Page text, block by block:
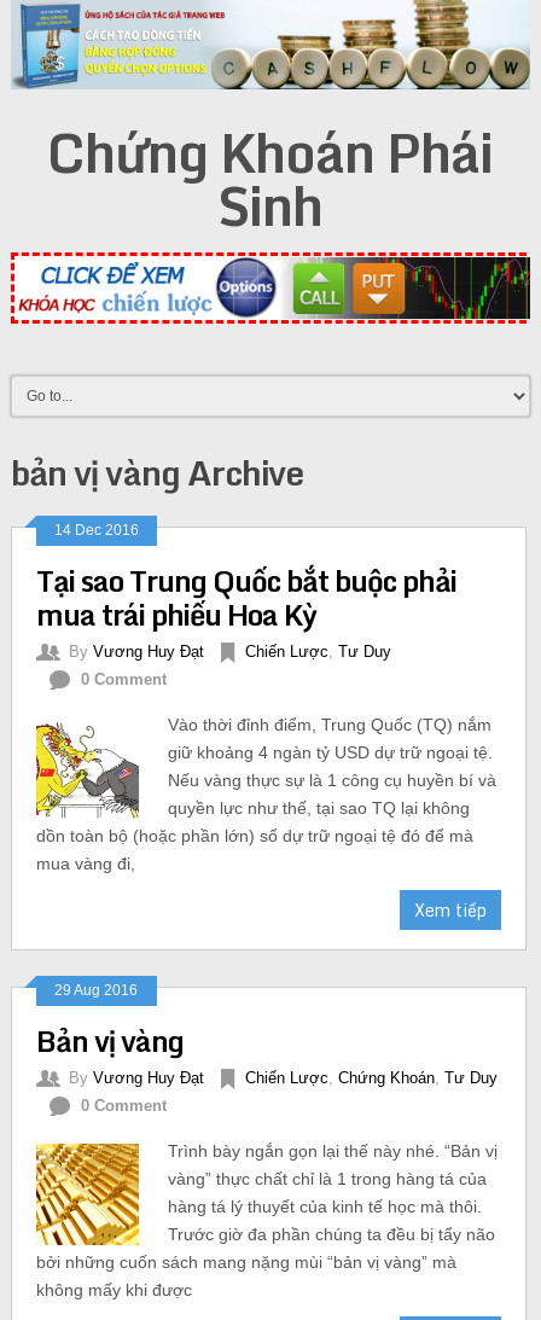
Chứng Khoán Phái
Sinh
bản vị vàng Archive
14 Dec 2016
Tại sao Trung Quốc bắt buộc phải
mua trái phiếu Hoa Kỳ
By Vương Huy Đạt Chiến Lược Tư Duy
0 Comment
Vào thời đỉnh điểm, Trung Quốc (TQ) nắm
giữ khoảng 4 ngàn tỷ USD dự trữ ngoại tệ.
Nếu vàng thực sự là 1 công cụ huyền bí và
quyền lực như thế, tại sao TQ lại không
dồn toàn bộ (hoặc phần lớn) số dự trữ ngoại tệ đó để mà
mua vàng đi,
Xem tiếp
29 Aug 2016
Bản vị vàng
By Vương Huy Đạt Chiến Lược Chứng Khoán, Tư Duy
0 Comment
Trình bày ngắn gọn lại thế này nhé. “Bản vị
vàng” thực chất chỉ là 1 trong hàng tá của
hàng tá lý thuyết của kinh tế học mà thôi.
Trước giờ đa phần chúng ta đều bị tẩy não
bởi những cuốn sách mang nặng mùi “bản vị vàng” mà
không mấy khi được